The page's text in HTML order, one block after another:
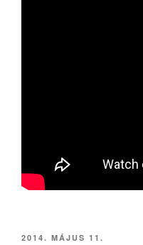
BEKÜLDVE:
2014. MÁJUS 11.